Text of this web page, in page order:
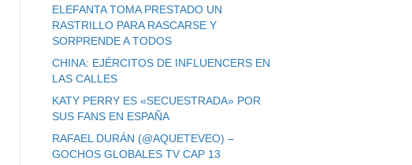
ELEFANTA TOMA PRESTADO UN
RASTRILLO PARA RASCARSE Y
SORPRENDE A TODOS
CHINA: EJÉRCITOS DE INFLUENCERS EN
LAS CALLES
KATY PERRY ES «SECUESTRADA» POR
SUS FANS EN ESPAÑA
RAFAEL DURÁN (@AQUETEVEO) –
GOCHOS GLOBALES TV CAP 13